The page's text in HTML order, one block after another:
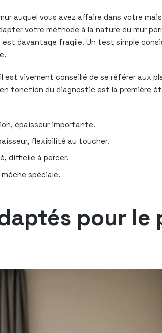
auquel vous avez affaire dans votre
votre méthode à la nature du mur
davantage fragile. Un test simple
est vivement conseillé de se référer aux
fonction du diagnostic est la première
épaisseur importante.
flexibilité au toucher.
difficile à percer.
spéciale.
pour le